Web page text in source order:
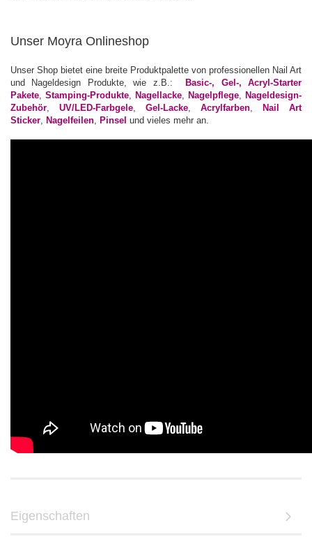
Unser Moyra Onlineshop
Unser Shop bietet eine breite Produktpalette von professionellen Nail Art
und Nageldesign Produkte, wie z.B.:Basic-, Gel-, Acryl-Starter
Pakete Stamping-Produkte Nagellacke Nagelpflege Nageldesign-
Zubehör
UV/LED-Farbgele Gel-Lacke Acrylfarben
Nail Art
Sticker Nagelfeilen Pinsel und vieles mehr an.
Eigenschaften